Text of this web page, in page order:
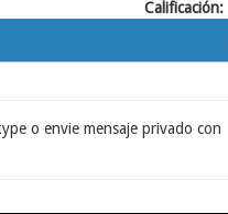
Calificación:
o envie mensaje privado con